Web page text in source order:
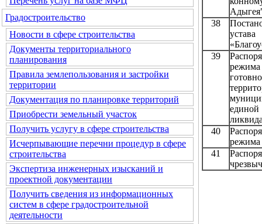
Градостроительство
Новости в сфере строительства
Документы территориального
планирования
Правила землепользования и застройки
территории
Документация по планировке территорий
Приобрести земельный участок
Получить услугу в сфере строительства
Исчерпывающие перечни процедур в сфере
строительства
Экспертиза инженерных изысканий и
проектной документации
Получить сведения из информационных
систем в сфере градостроительной
деятельности
38
39
единой
40
режима
41